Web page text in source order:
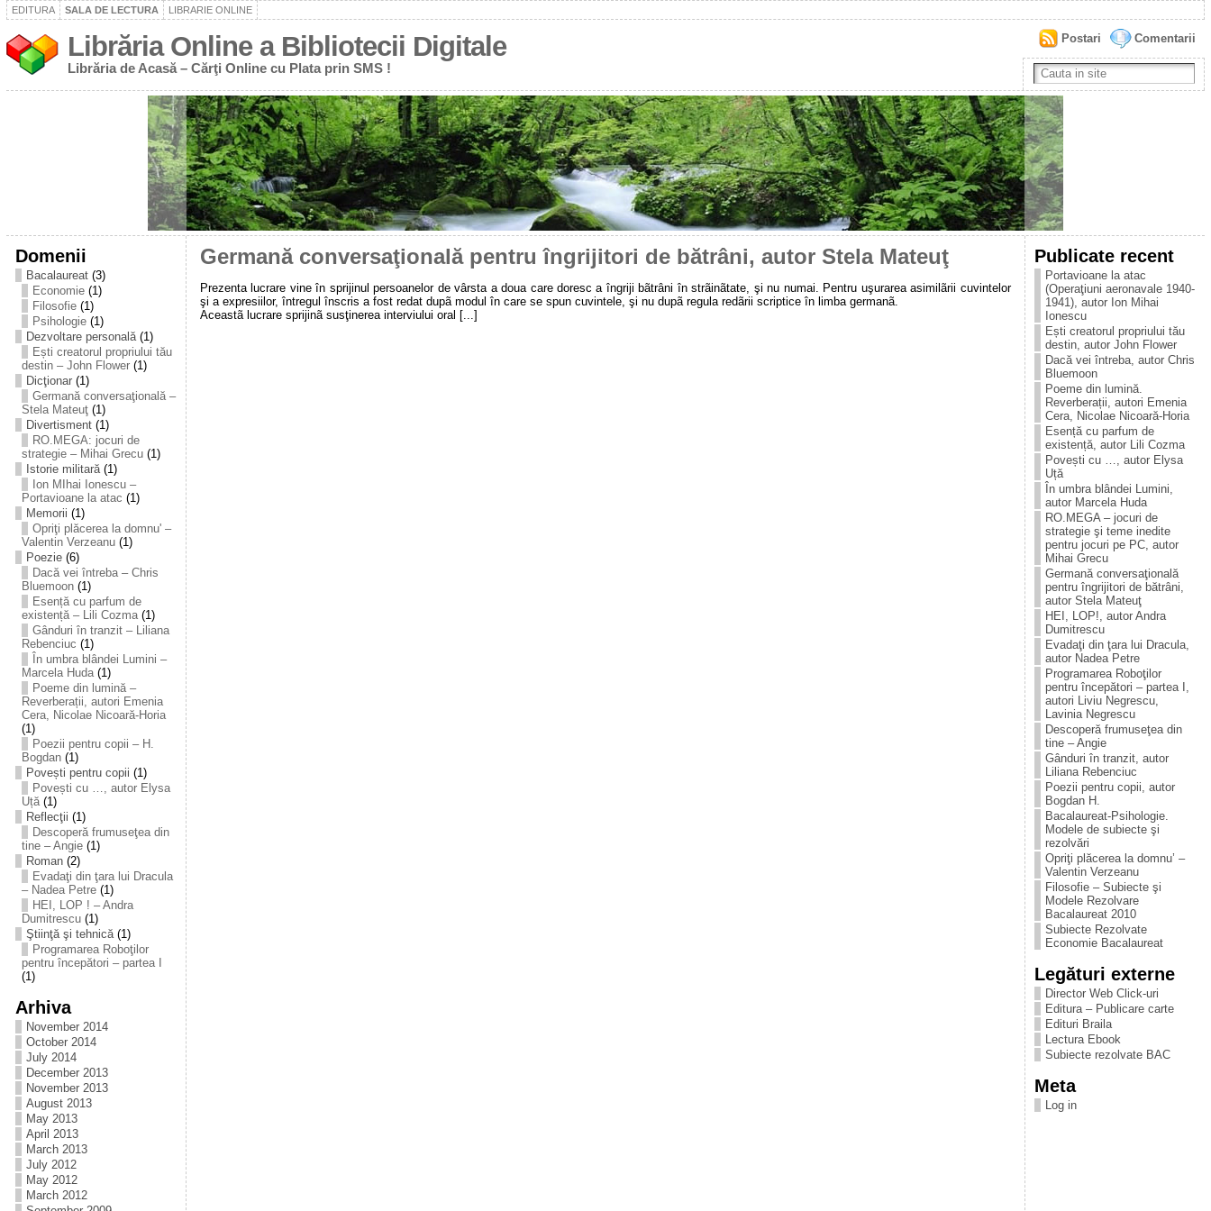
EDITURA SALA DE LECTURA LIBRARIE ONLINE
Librăria Online a Bibliotecii Digitale
Librăria de Acasă – Cărţi Online cu Plata prin SMS !
Comentarii
Postari
Domenii
Bacalaureat(3)
Economie(1)
Filosofie(1)
Psihologie(1)
Dezvoltare personală(1)
Ești creatorul propriului tău
destin – John Flower(1)
Dicţionar(1)
Germană conversaţională –
Stela Mateuţ(1)
Divertisment(1)
RO.MEGA: jocuri de
strategie – Mihai Grecu(1)
Istorie militară(1)
Ion MIhai Ionescu –
Portavioane la atac (1)
Memorii (1)
Opriţi plăcerea la domnu' –
Valentin Verzeanu(1)
Poezie(6)
Dacă vei întreba – Chris
Bluemoon(1)
Esență cu parfum de
existență – Lili Cozma(1)
Gânduri în tranzit – Liliana
Rebenciuc (1)
În umbra blândei Lumini –
Marcela Huda(1)
Poeme din lumină –
Reverberații, autori Emenia
Cera, Nicolae Nicoară-Horia
(1)
Poezii pentru copii – H.
Bogdan(1)
Povești pentru copii (1)
Povești cu …, autor Elysa
Uță(1)
Reflecţii (1)
Descoperă frumuseţea din
tine – Angie(1)
Roman(2)
Evadaţi din ţara lui Dracula
– Nadea Petre(1)
HEI, LOP ! – Andra
Dumitrescu(1)
Ştiinţă şi tehnică(1)
Programarea Roboţilor
pentru începători – partea I
(1)
Arhiva
November 2014
October 2014
July 2014
December 2013
November 2013
August 2013
May 2013
April 2013
March 2013
July 2012
May 2012
March 2012
Germană conversaţională pentru îngrijitori de bătrâni, autor Stela Mateuţ
Prezenta lucrare vine în sprijinul persoanelor de vârsta a doua care doresc a îngriji bãtrâni în strãinãtate, şi nu numai. Pentru uşurarea asimilãrii cuvintelor
şi a expresiilor, întregul înscris a fost redat dupã modul în care se spun cuvintele, şi nu dupã regula redãrii scriptice în limba germanã.
Aceastã lucrare sprijinã susţinerea interviului oral [...]
Publicate recent
Portavioane la atac
(Operaţiuni aeronavale 1940-
1941), autor Ion Mihai
Ionescu
Ești creatorul propriului tău
destin, autor John Flower
Dacă vei întreba, autor Chris
Bluemoon
Poeme din lumină.
Reverberații, autori Emenia
Cera, Nicolae Nicoară-Horia
Esență cu parfum de
existență, autor Lili Cozma
Povești cu …, autor Elysa
Uță
În umbra blândei Lumini,
autor Marcela Huda
RO.MEGA – jocuri de
strategie şi teme inedite
pentru jocuri pe PC, autor
Mihai Grecu
Germană conversaţională
pentru îngrijitori de bătrâni,
autor Stela Mateuţ
HEI, LOP!, autor Andra
Dumitrescu
Evadaţi din ţara lui Dracula,
autor Nadea Petre
Programarea Roboţilor
pentru începători – partea I,
autori Liviu Negrescu,
Lavinia Negrescu
Descoperă frumuseţea din
tine – Angie
Gânduri în tranzit, autor
Liliana Rebenciuc
Poezii pentru copii, autor
Bogdan H.
Bacalaureat-Psihologie.
Modele de subiecte şi
rezolvări
Opriţi plăcerea la domnu’ –
Valentin Verzeanu
Filosofie – Subiecte şi
Modele Rezolvare
Bacalaureat 2010
Subiecte Rezolvate
Economie Bacalaureat
Legături externe
Director Web Click-uri
Editura – Publicare carte
Edituri Braila
Lectura Ebook
Subiecte rezolvate BAC
Meta
Log in